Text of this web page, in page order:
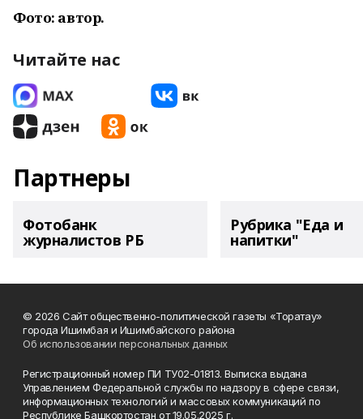
Фото: автор.
Читайте нас
Партнеры
Фотобанк
журналистов РБ
Рубрика "Еда и
напитки"
© 2026 Сайт общественно-политической газеты «Торатау»
города Ишимбая и Ишимбайского района
Об использовании персональных данных
Регистрационный номер ПИ ТУ02-01813. Выписка выдана
Управлением Федеральной службы по надзору в сфере связи,
информационных технологий и массовых коммуникаций по
Республике Башкортостан от 19.05.2025 г.